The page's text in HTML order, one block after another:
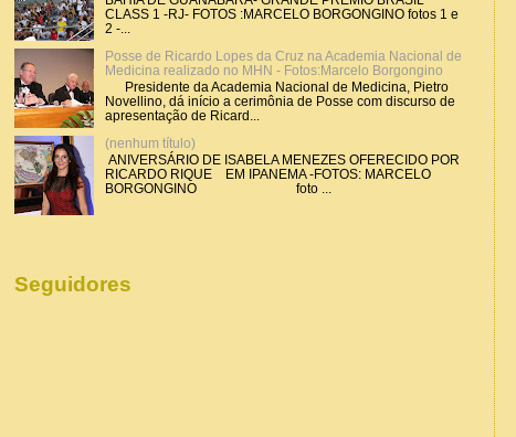
CLASS 1 -RJ- FOTOS :MARCELO BORGONGINO fotos 1 e
2 -...
Posse de Ricardo Lopes da Cruz na Academia Nacional de
Medicina realizado no MHN - Fotos:Marcelo Borgongino
Presidente da Academia Nacional de Medicina, Pietro
Novellino, dá início a cerimônia de Posse com discurso de
apresentação de Ricard...
(nenhum título)
ANIVERSÁRIO DE ISABELA MENEZES OFERECIDO POR
RICARDO RIQUE EM IPANEMA -FOTOS: MARCELO
BORGONGINO foto ...
Seguidores